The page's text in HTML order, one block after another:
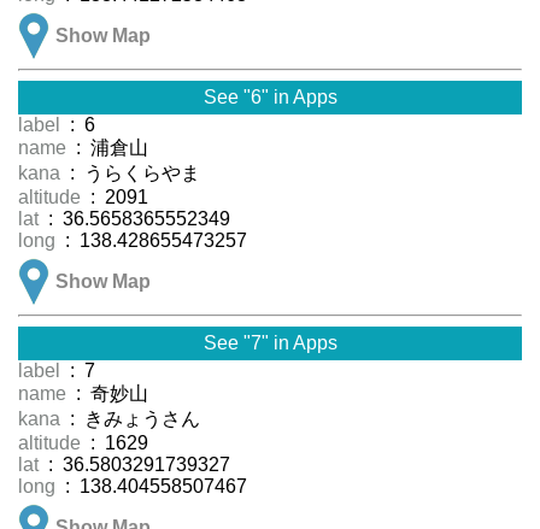
Show Map
See "6" in Apps
label
: 6
name : 浦倉山
kana : うらくらやま
altitude : 2091
lat : 36.5658365552349
long : 138.428655473257
Show Map
See "7" in Apps
label
: 7
name : 奇妙山
kana : きみょうさん
altitude : 1629
lat : 36.5803291739327
long : 138.404558507467